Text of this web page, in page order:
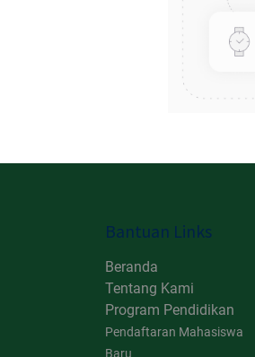
Bantuan Links
Beranda
Tentang Kami
Program Pendidikan
Pendaftaran Mahasiswa
Baru